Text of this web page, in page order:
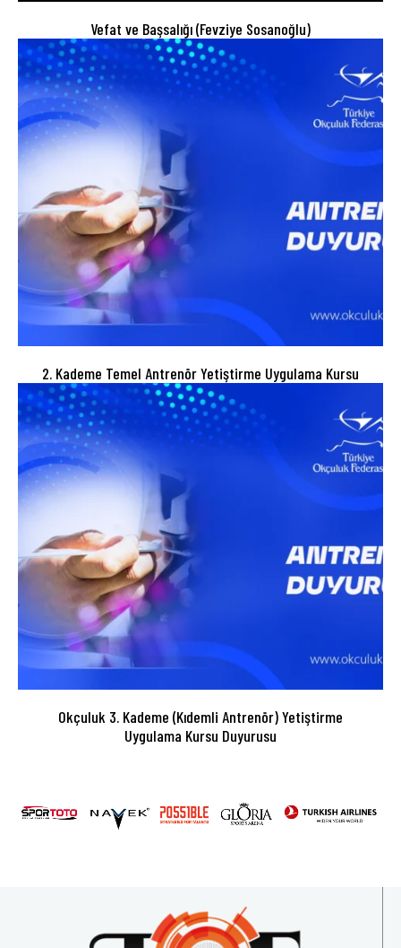
Vefat ve Başsalığı (Fevziye Sosanoğlu)
2. Kademe Temel Antrenör Yetiştirme Uygulama Kursu
Okçuluk 3. Kademe (Kıdemli Antrenör) Yetiştirme
Uygulama Kursu Duyurusu